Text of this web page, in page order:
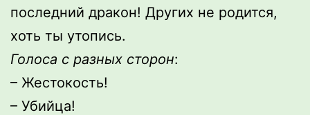
последний дракон! Других не родится,
хоть ты утопись.
Голоса с разных сторон:
– Жестокость!
– Убийца!